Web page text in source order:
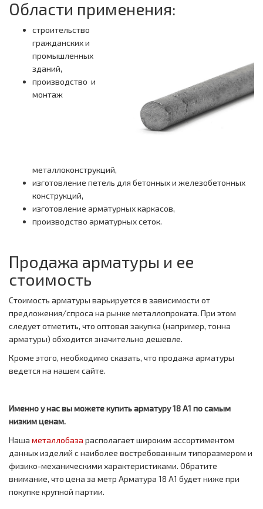
Области применения:
строительство
гражданских и
промышленных
зданий,
производство и
монтаж
металлоконструкций,
изготовление петель для бетонных и железобетонных
конструкций,
изготовление арматурных каркасов,
производство арматурных сеток.
Продажа арматуры и ее
стоимость
Стоимость арматуры варьируется в зависимости от
предложения/спроса на рынке металлопроката. При этом
следует отметить, что оптовая закупка (например, тонна
арматуры) обходится значительно дешевле.
Кроме этого, необходимо сказать, что продажа арматуры
ведется на нашем сайте.
Именно у нас вы можете купить арматуру 18 А1 по самым
низким ценам.
Наша металлобаза располагает широким ассортиментом
данных изделий с наиболее востребованным типоразмером и
физико-механическими характеристиками. Обратите
внимание, что цена за метр Арматура 18 А1 будет ниже при
покупке крупной партии.